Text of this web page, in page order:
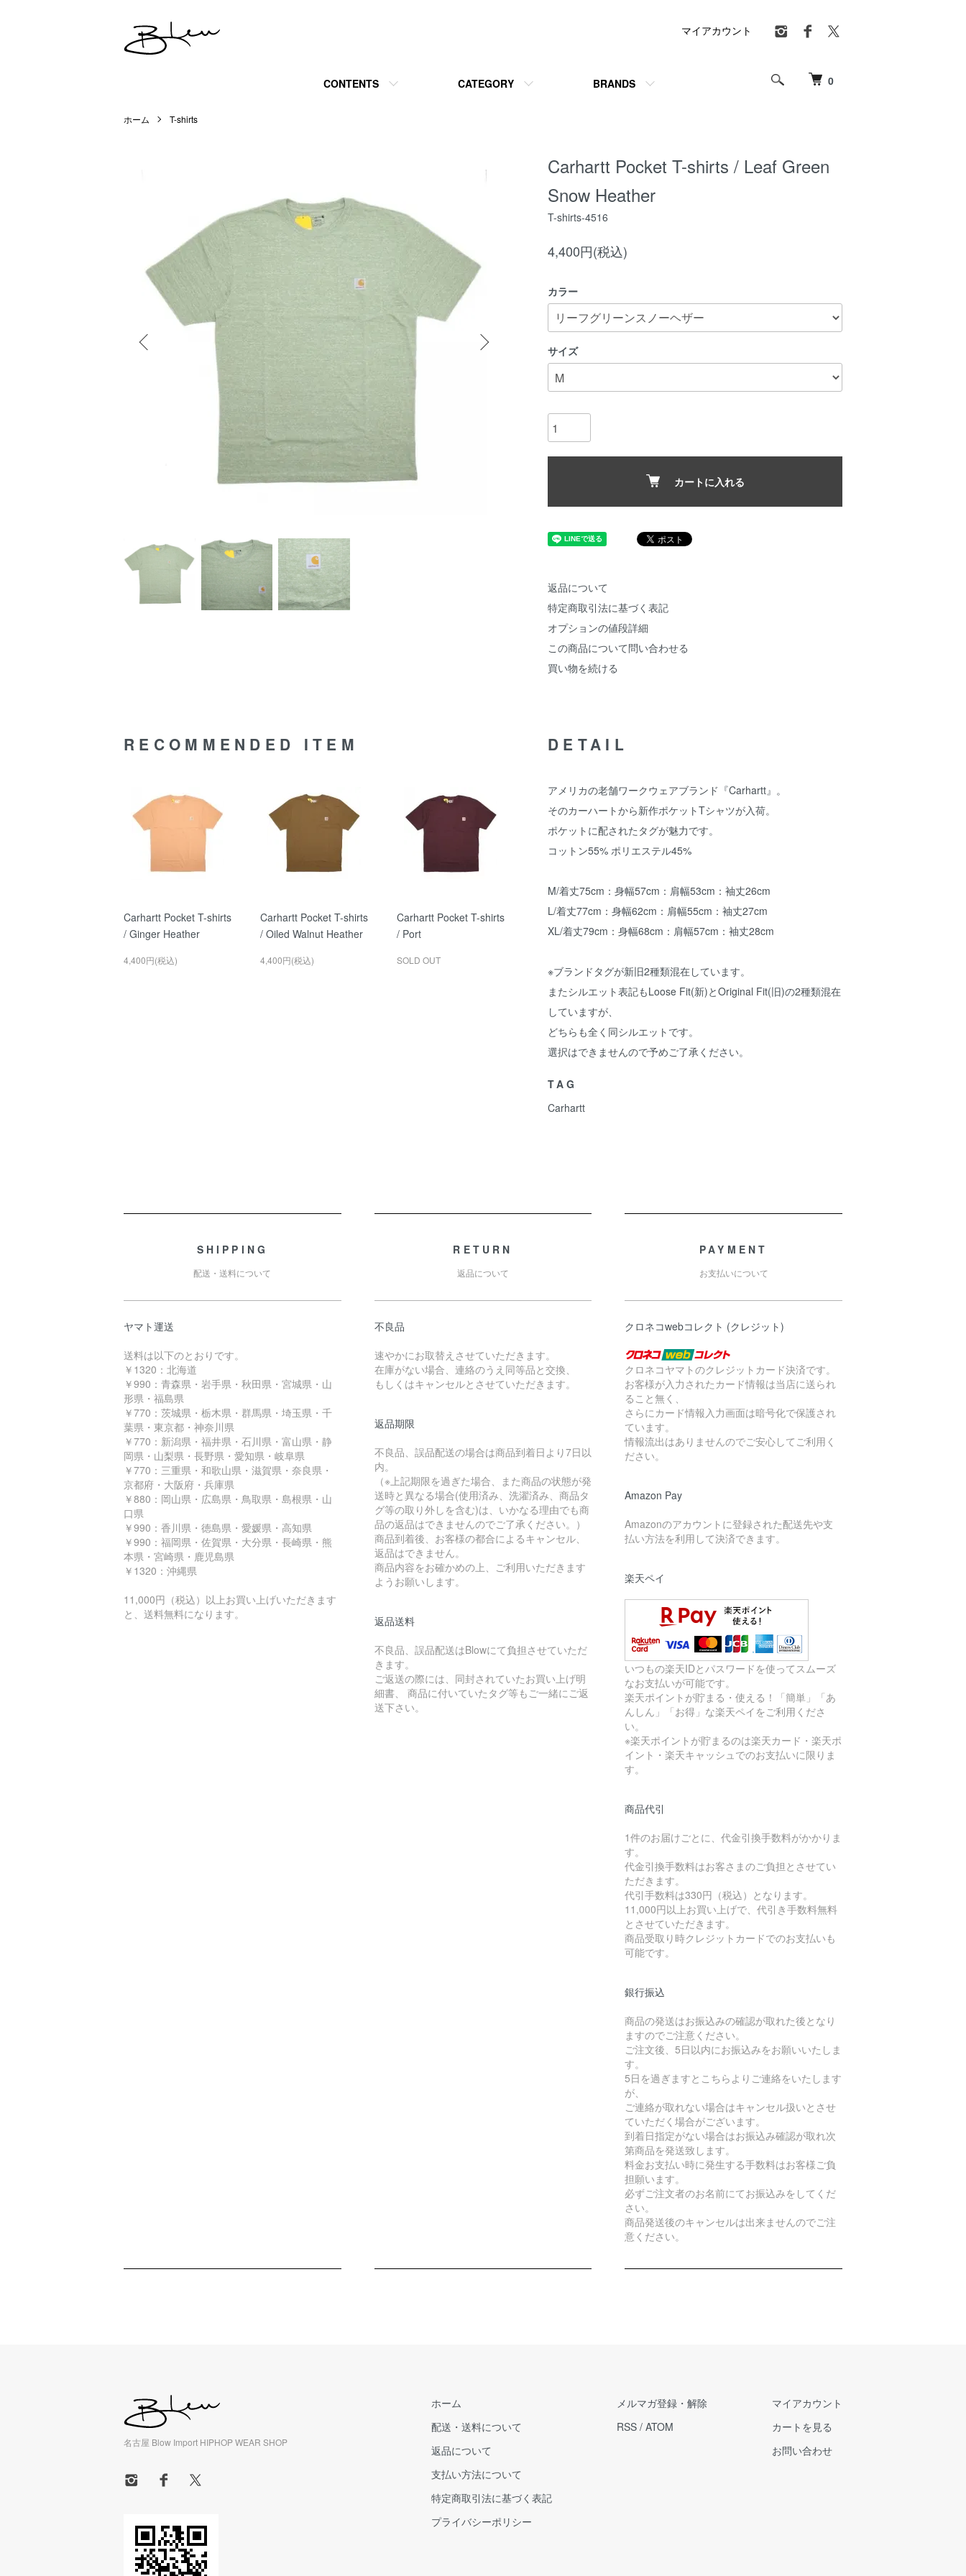
0
CONTENTS CATEGORY BRANDS
マイアカウント
ホーム T-shirts
Carhartt Pocket T-shirts / Leaf Green
Snow Heather
T-shirts-4516
4,400円(税込)
カラー
サイズ
カートに入れる
返品について
特定商取引法に基づく表記
オプションの値段詳細
この商品について問い合わせる
買い物を続ける
DETAIL
アメリカの老舗ワークウェアブランド『Carhartt』。
そのカーハートから新作ポケットTシャツが入荷。
ポケットに配されたタグが魅力です。
コットン55% ポリエステル45%
M/着丈75cm：身幅57cm：肩幅53cm：袖丈26cm
L/着丈77cm：身幅62cm：肩幅55cm：袖丈27cm
XL/着丈79cm：身幅68cm：肩幅57cm：袖丈28cm
※ブランドタグが新旧2種類混在しています。
またシルエット表記もLoose Fit(新)とOriginal Fit(旧)の2種類混在
していますが、
どちらも全く同シルエットです。
選択はできませんので予めご了承ください。
TAG
Carhartt
RECOMMENDED ITEM
Carhartt Pocket T-shirts
/ Ginger Heather
4,400円(税込)
Carhartt Pocket T-shirts
/ Oiled Walnut Heather
4,400円(税込)
Carhartt Pocket T-shirts
/ Port
SOLD OUT
SHIPPING
配送・送料について
ヤマト運送
送料は以下のとおりです。
￥1320：北海道
￥990：青森県・岩手県・秋田県・宮城県・山
形県・福島県
￥770：茨城県・栃木県・群馬県・埼玉県・千
葉県・東京都・神奈川県
￥770：新潟県・福井県・石川県・富山県・静
岡県・山梨県・長野県・愛知県・岐阜県
￥770：三重県・和歌山県・滋賀県・奈良県・
京都府・大阪府・兵庫県
￥880：岡山県・広島県・鳥取県・島根県・山
口県
￥990：香川県・徳島県・愛媛県・高知県
￥990：福岡県・佐賀県・大分県・長崎県・熊
本県・宮崎県・鹿児島県
￥1320：沖縄県
11,000円（税込）以上お買い上げいただきます
と、送料無料になります。
RETURN
返品について
不良品
速やかにお取替えさせていただきます。
在庫がない場合、連絡のうえ同等品と交換、
もしくはキャンセルとさせていただきます。
返品期限
不良品、誤品配送の場合は商品到着日より7日以
内。
（※上記期限を過ぎた場合、また商品の状態が発
送時と異なる場合(使用済み、洗濯済み、商品タ
グ等の取り外しを含む)は、いかなる理由でも商
品の返品はできませんのでご了承ください。）
商品到着後、お客様の都合によるキャンセル、
返品はできません。
商品内容をお確かめの上、ご利用いただきます
ようお願いします。
返品送料
不良品、誤品配送はBlowにて負担させていただ
きます。
ご返送の際には、同封されていたお買い上げ明
細書、 商品に付いていたタグ等もご一緒にご返
送下さい。
PAYMENT
お支払いについて
クロネコwebコレクト (クレジット)
クロネコヤマトのクレジットカード決済です。
お客様が入力されたカード情報は当店に送られ
ること無く、
さらにカード情報入力画面は暗号化で保護され
ています。
情報流出はありませんのでご安心してご利用く
ださい。
Amazon Pay
Amazonのアカウントに登録された配送先や支
払い方法を利用して決済できます。
楽天ペイ
いつもの楽天IDとパスワードを使ってスムーズ
なお支払いが可能です。
楽天ポイントが貯まる・使える！「簡単」「あ
んしん」「お得」な楽天ペイをご利用くださ
い。
※楽天ポイントが貯まるのは楽天カード・楽天ポ
イント・楽天キャッシュでのお支払いに限りま
す。
商品代引
1件のお届けごとに、代金引換手数料がかかりま
す。
代金引換手数料はお客さまのご負担とさせてい
ただきます。
代引手数料は330円（税込）となります。
11,000円以上お買い上げで、代引き手数料無料
とさせていただきます。
商品受取り時クレジットカードでのお支払いも
可能です。
銀行振込
商品の発送はお振込みの確認が取れた後となり
ますのでご注意ください。
ご注文後、5日以内にお振込みをお願いいたしま
す。
5日を過ぎますとこちらよりご連絡をいたします
が、
ご連絡が取れない場合はキャンセル扱いとさせ
ていただく場合がございます。
到着日指定がない場合はお振込み確認が取れ次
第商品を発送致します。
料金お支払い時に発生する手数料はお客様ご負
担願います。
必ずご注文者のお名前にてお振込みをしてくだ
さい。
商品発送後のキャンセルは出来ませんのでご注
意ください。
名古屋 Blow Import HIPHOP WEAR SHOP
ホーム
配送・送料について
返品について
支払い方法について
特定商取引法に基づく表記
プライバシーポリシー
メルマガ登録・解除
RSS / ATOM
マイアカウント
カートを見る
お問い合わせ